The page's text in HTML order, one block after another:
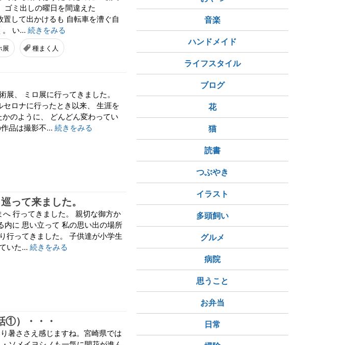
ゴミ出しの曜日を間違えた
して出かけるも 自転車を漕ぐ自
い... 続きをみる
展 種まく人
、 ミロ展に行ってきました。
ロナに行ったとき以来、 生涯を
のように、 どんどん変わってい
品は撮影不... 続きをみる
って来ました。
行ってきました。 親切な御方か
内に 思い立って 私の思い出の場所
行ってきました。 子供達が小学生
いた... 続きをみる
①）・・・
暑ささえ感じますね。宮崎県では
音楽
ハンドメイド
ライフスタイル
ブログ
花
猫
読書
つぶやき
イラスト
多頭飼い
グルメ
病院
思うこと
お弁当
日常